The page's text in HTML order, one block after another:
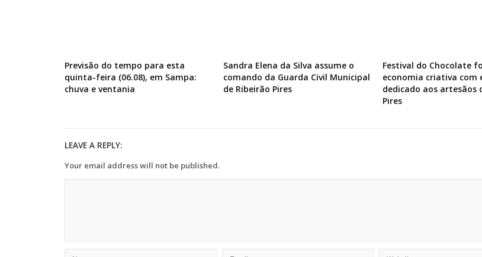
Previsão do tempo para esta
quinta-feira (06.08), em Sampa:
chuva e ventania
Sandra Elena da Silva assume o
comando da Guarda Civil Municipal
de Ribeirão Pires
Festival do Chocolate
economia criativa com
dedicado aos artesãos
Pires
LEAVE A REPLY:
Your email address will not be published.